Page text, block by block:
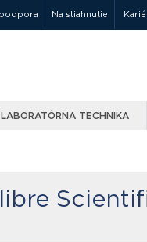
Na stiahnutie
LABORATÓRNA TECHNIKA